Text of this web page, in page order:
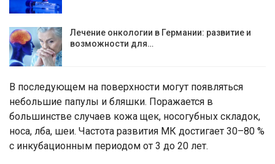
Лечение онкологии в Германии: развитие и
возможности для…
В последующем на поверхности могут появляться
небольшие папулы и бляшки. Поражается в
большинстве случаев кожа щек, носогубных складок,
носа, лба, шеи. Частота развития МК достигает 30–80 %
с инкубационным периодом от 3 до 20 лет.